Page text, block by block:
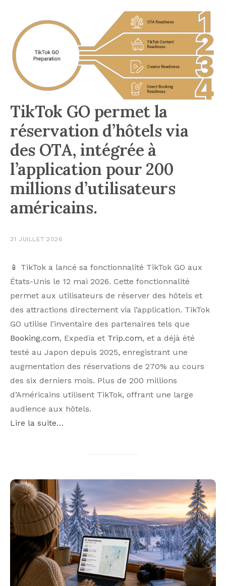
TikTok GO permet la
réservation d’hôtels via
des OTA, intégrée à
l’application pour 200
millions d’utilisateurs
américains.
31 JUILLET 2026
📱 TikTok a lancé sa fonctionnalité TikTok GO aux
États-Unis le 12 mai 2026. Cette fonctionnalité
permet aux utilisateurs de réserver des hôtels et
des attractions directement via l’application. TikTok
GO utilise l’inventaire des partenaires tels que
Booking.com, Expedia et Trip.com, et a déjà été
testé au Japon depuis 2025, enregistrant une
augmentation des réservations de 270% au cours
des six derniers mois. Plus de 200 millions
d’Américains utilisent TikTok, offrant une large
audience aux hôtels.
Lire la suite…